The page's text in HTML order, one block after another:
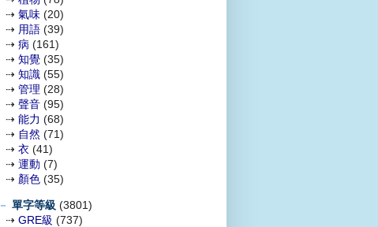
⇢ 氣味 (20)
⇢ 用語 (39)
⇢ 病 (161)
⇢ 知覺 (35)
⇢ 知識 (55)
⇢ 管理 (28)
⇢ 聲音 (95)
⇢ 能力 (68)
⇢ 自然 (71)
⇢ 衣 (41)
⇢ 運動 (7)
⇢ 顏色 (35)
－ 單字等級 (3801)
⇢ GRE級 (737)